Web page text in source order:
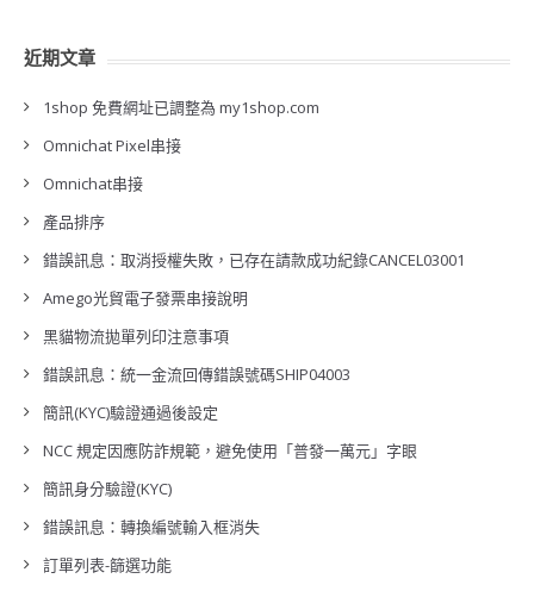
近期文章
1shop 免費網址已調整為 my1shop.com
Omnichat Pixel串接
Omnichat串接
產品排序
錯誤訊息：取消授權失敗，已存在請款成功紀錄CANCEL03001
Amego光貿電子發票串接說明
黑貓物流拋單列印注意事項
錯誤訊息：統一金流回傳錯誤號碼SHIP04003
簡訊(KYC)驗證通過後設定
NCC 規定因應防詐規範，避免使用「普發一萬元」字眼
簡訊身分驗證(KYC)
錯誤訊息：轉換編號輸入框消失
訂單列表-篩選功能